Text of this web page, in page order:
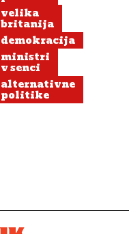
velika
britanija
demokracija
ministri
v senci
alternativne
politike